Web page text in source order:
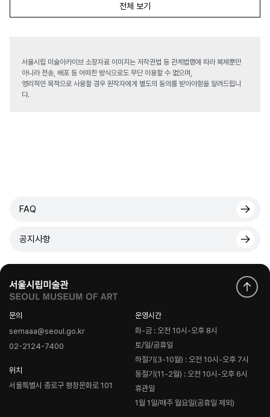
전체 보기
서울시립 미술아카이브 소장자료 이미지는 저작권법 등 관계법령에 따라 복제뿐만
아니라 전송, 배포 등 어떠한 방식으로도 무단 이용할 수 없으며,
영리적인 목적으로 사용할 경우 원작자에게 별도의 동의를 받아야함을 알려드립니
다.
FAQ
공지사항
문의
semaaa@seoul.go.kr
02-2124-7400
위치
서울특별시 종로구 평창문화로 101
운영시간
화-금 : 오전 10시-오후 8시
토/일/공휴일
하절기(3-10월) : 오전 10시-오후 7시
동절기(11-2월) : 오전 10시-오후 6시
휴관일
1월 1일/매주 월요일(공휴일 제외)